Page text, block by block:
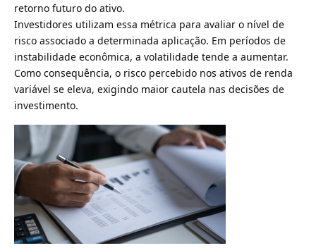
retorno futuro do ativo.
Investidores utilizam essa métrica para avaliar o nível de
risco associado a determinada aplicação. Em períodos de
instabilidade econômica, a volatilidade tende a aumentar.
Como consequência, o risco percebido nos ativos de renda
variável se eleva, exigindo maior cautela nas decisões de
investimento.